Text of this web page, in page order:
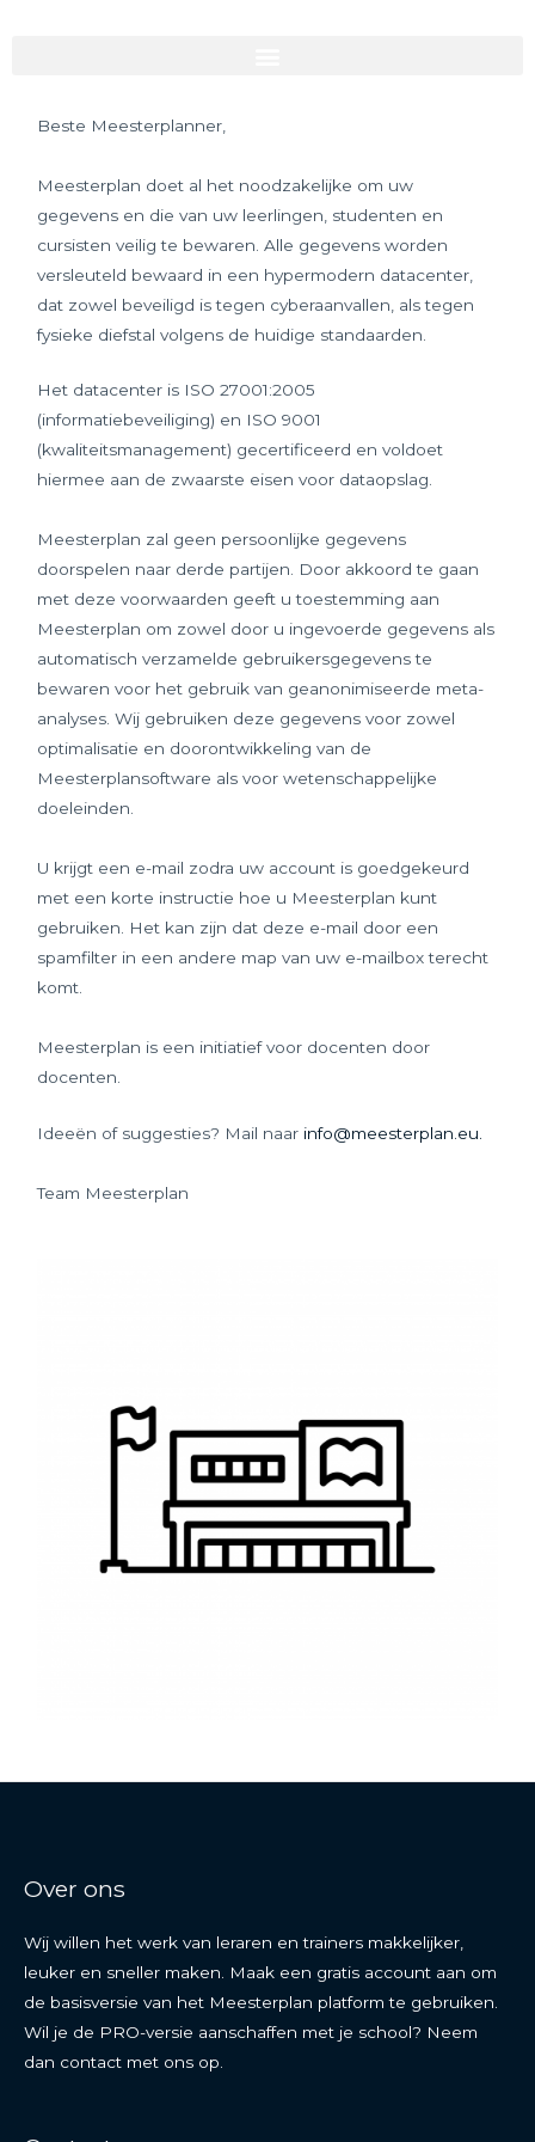
Beste Meesterplanner,
Meesterplan doet al het noodzakelijke om uw
gegevens en die van uw leerlingen, studenten en
cursisten veilig te bewaren. Alle gegevens worden
versleuteld bewaard in een hypermodern datacenter,
dat zowel beveiligd is tegen cyberaanvallen, als tegen
fysieke diefstal volgens de huidige standaarden.
Het datacenter is ISO 27001:2005
(informatiebeveiliging) en ISO 9001
(kwaliteitsmanagement) gecertificeerd en voldoet
hiermee aan de zwaarste eisen voor dataopslag.
Meesterplan zal geen persoonlijke gegevens
doorspelen naar derde partijen. Door akkoord te gaan
met deze voorwaarden geeft u toestemming aan
Meesterplan om zowel door u ingevoerde gegevens als
automatisch verzamelde gebruikersgegevens te
bewaren voor het gebruik van geanonimiseerde meta-
analyses. Wij gebruiken deze gegevens voor zowel
optimalisatie en doorontwikkeling van de
Meesterplansoftware als voor wetenschappelijke
doeleinden.
U krijgt een e-mail zodra uw account is goedgekeurd
met een korte instructie hoe u Meesterplan kunt
gebruiken. Het kan zijn dat deze e-mail door een
spamfilter in een andere map van uw e-mailbox terecht
komt.
Meesterplan is een initiatief voor docenten door
docenten.
Ideeën of suggesties? Mail naar info@meesterplan.eu.
Team Meesterplan
Over ons
Wij willen het werk van leraren en trainers makkelijker,
leuker en sneller maken. Maak een gratis account aan om
de basisversie van het Meesterplan platform te gebruiken.
Wil je de PRO-versie aanschaffen met je school? Neem
dan contact met ons op.